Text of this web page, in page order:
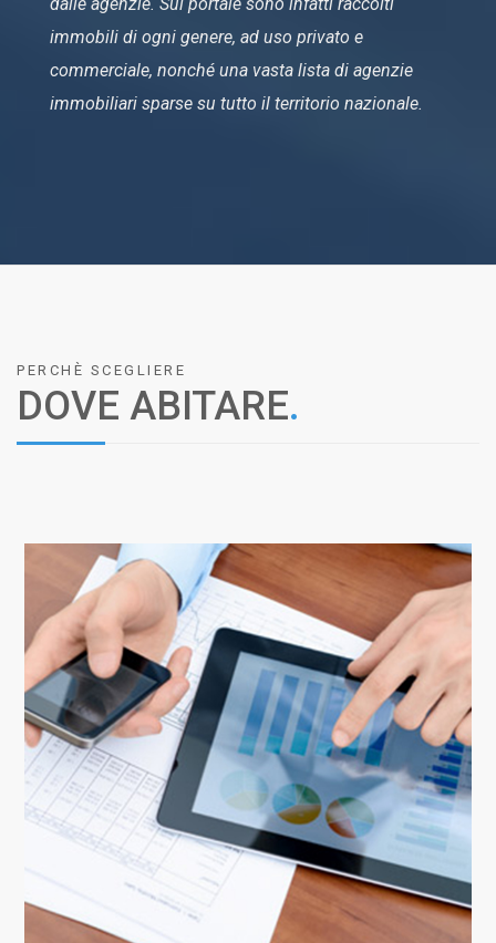
immobili di ogni genere, ad uso privato e
commerciale, nonché una vasta lista di agenzie
immobiliari sparse su tutto il territorio nazionale.
PERCHÈ SCEGLIERE
DOVE ABITARE.